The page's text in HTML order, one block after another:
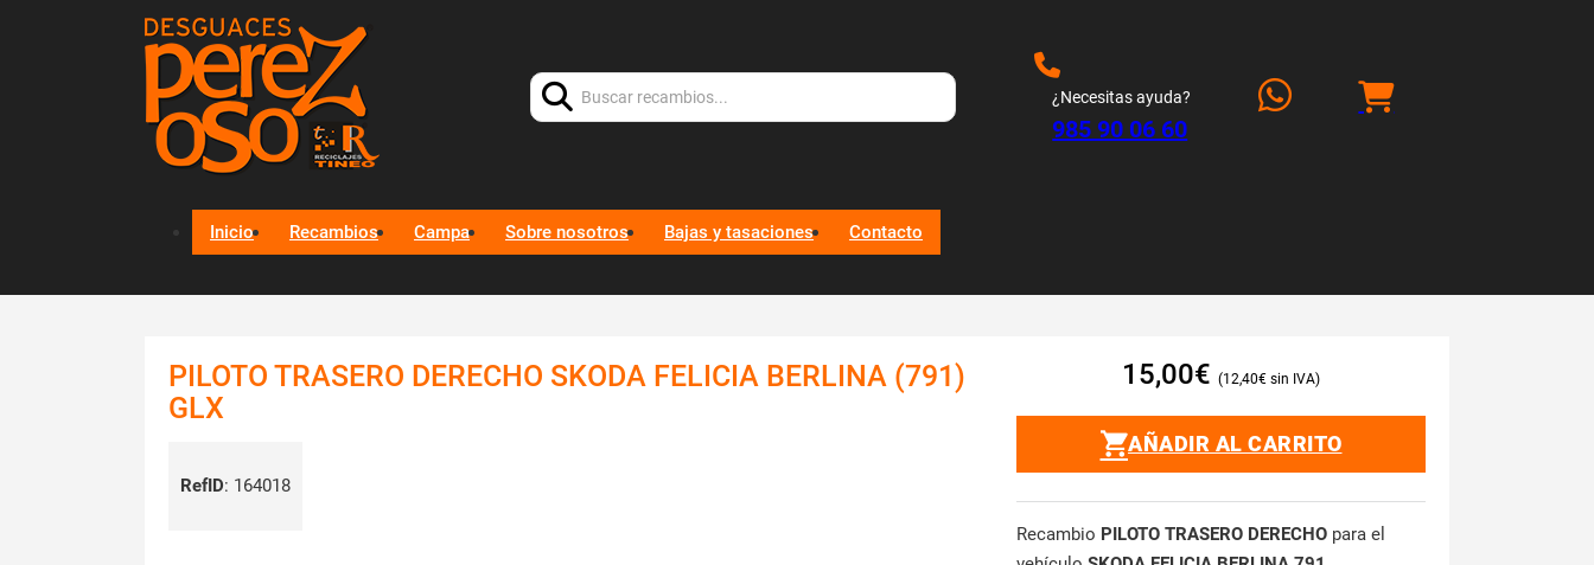
Buscar:
¿Necesitas ayuda?
985 90 06 60
Inicio Recambios Campa Sobre nosotros Bajas y tasaciones Contacto
PILOTO TRASERO DERECHO SKODA FELICIA BERLINA (791)
GLX
RefID: 164018
15,00€ 12,40€
AÑADIR AL CARRITO
Recambio PILOTO TRASERO DERECHO para el